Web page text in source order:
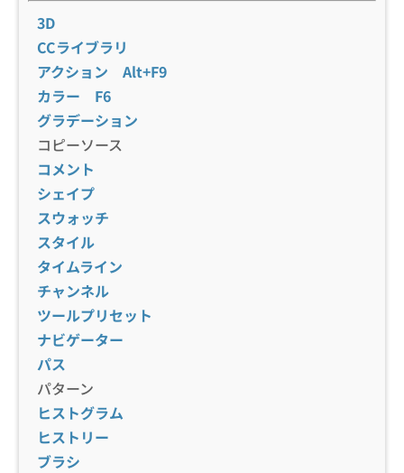
3D
CCライブラリ
アクション Alt+F9
カラー F6
グラデーション
コピーソース
コメント
シェイプ
スウォッチ
スタイル
タイムライン
チャンネル
ツールプリセット
ナビゲーター
パス
パターン
ヒストグラム
ヒストリー
ブラシ